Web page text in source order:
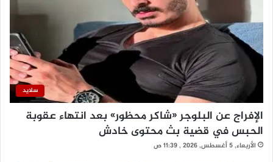
سلايد
الإفراج عن البلوجر «شاكر محظور» بعد انتهاء عقوبة
الحبس في قضية بث محتوى خادش
الأربعاء, 5 أغسطس, 2026 , 11:39 ص